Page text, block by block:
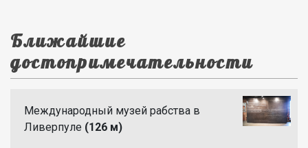
Ближайшие
достопримечательности
Международный музей рабства в
Ливерпуле (126 м)